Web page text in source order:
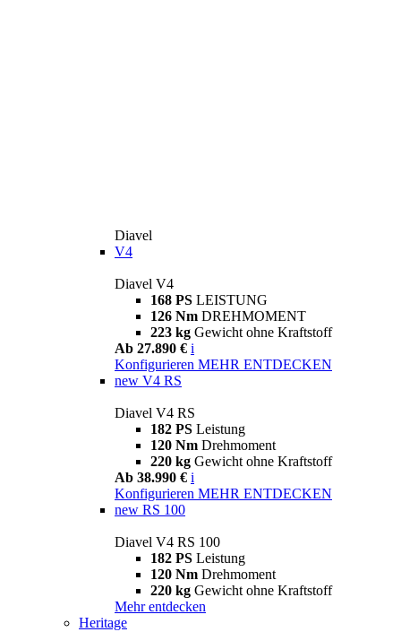
Diavel
V4
Diavel V4
168 PS LEISTUNG
126 Nm DREHMOMENT
223 kg Gewicht ohne Kraftstoff
Ab 27.890 € i
Konfigurieren MEHR ENTDECKEN
new V4 RS
Diavel V4 RS
182 PS Leistung
120 Nm Drehmoment
220 kg Gewicht ohne Kraftstoff
Ab 38.990 € i
Konfigurieren MEHR ENTDECKEN
new RS 100
Diavel V4 RS 100
182 PS Leistung
120 Nm Drehmoment
220 kg Gewicht ohne Kraftstoff
Mehr entdecken
Heritage